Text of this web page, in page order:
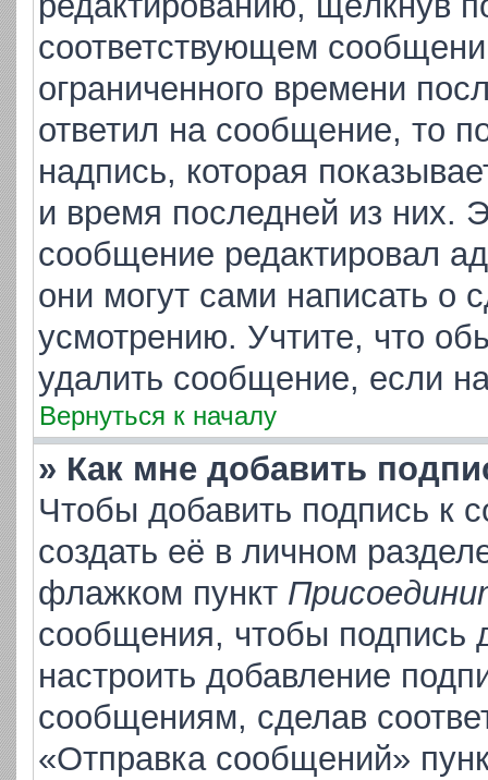
соответствующем
ограниченного времени
ответил на сообщение, то
надпись, которая
и время последней из них.
сообщение редактировал
они могут сами написать о
усмотрению. Учтите, что
удалить сообщение, если
Вернуться к началу
» Как мне добавить
Чтобы добавить подпись к
создать её в личном
флажком пункт
сообщения, чтобы подпись
настроить добавление
сообщениям, сделав
«Отправка сообщений»